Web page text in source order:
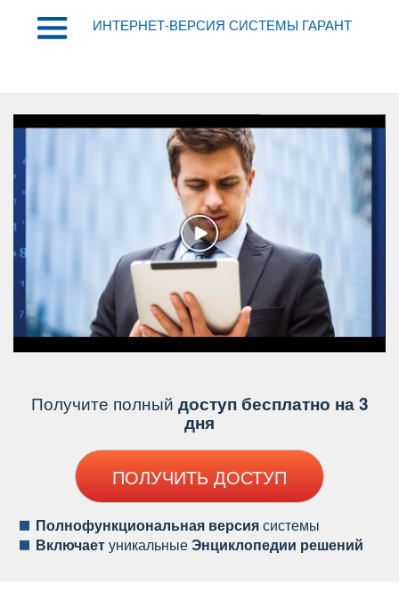
ИНТЕРНЕТ-ВЕРСИЯ СИСТЕМЫ ГАРАНТ
Получите полный доступ бесплатно на 3
дня
ПОЛУЧИТЬ ДОСТУП
Полнофункциональная версиясистемы
ключаетуникальныеЭнциклопедии решений